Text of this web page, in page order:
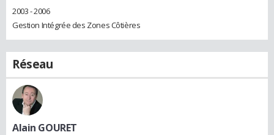
2003 - 2006
Gestion Intégrée des Zones Côtières
Réseau
Alain GOURET